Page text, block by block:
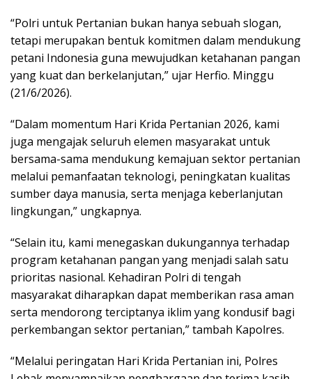
“Polri untuk Pertanian bukan hanya sebuah slogan,
tetapi merupakan bentuk komitmen dalam mendukung
petani Indonesia guna mewujudkan ketahanan pangan
yang kuat dan berkelanjutan,” ujar Herfio. Minggu
(21/6/2026).
“Dalam momentum Hari Krida Pertanian 2026, kami
juga mengajak seluruh elemen masyarakat untuk
bersama-sama mendukung kemajuan sektor pertanian
melalui pemanfaatan teknologi, peningkatan kualitas
sumber daya manusia, serta menjaga keberlanjutan
lingkungan,” ungkapnya.
“Selain itu, kami menegaskan dukungannya terhadap
program ketahanan pangan yang menjadi salah satu
prioritas nasional. Kehadiran Polri di tengah
masyarakat diharapkan dapat memberikan rasa aman
serta mendorong terciptanya iklim yang kondusif bagi
perkembangan sektor pertanian,” tambah Kapolres.
“Melalui peringatan Hari Krida Pertanian ini, Polres